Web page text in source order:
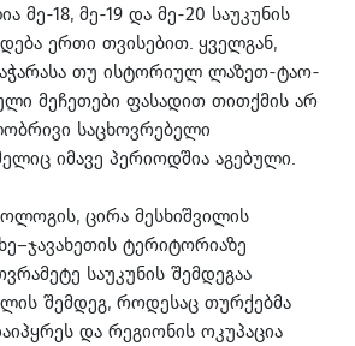
მე-18, მე-19 და მე-20 საუკუნის
ერთი თვისებით. ყველგან,
აჭარასა თუ ისტორიულ ლაზეთ-ტაო-
მეჩეთები ფასადით თითქმის არ
საცხოვრებელი
იმავე პერიოდშია აგებული.
ცირა მესხიშვილის
ტერიტორიაზე
საუკუნის შემდეგაა
შემდეგ, როდესაც თურქებმა
და რეგიონის ოკუპაცია